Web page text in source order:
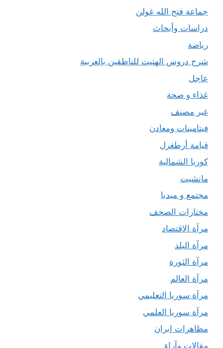
جماعة فتح الله غولن
دراسات وأبحاث
رياضة
شرح دروس الهتيت للناطقين بالعربية
عاجل
غذاء و صحة
غير مصنف
فيتامينات ومعادن
قيامة أرطغرل
كوريا الشمالية
مانشيت
مجتمع و ميديا
مختارات الصحف
مرآة الاقتصاد
مرآة البلد
مرآة الثورة
مرآة العالم
مرآة سوريا التعليمي
مرآة سوريا العلمي
مظاهرات إيران
مقالات وآراء